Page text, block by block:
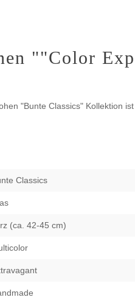
""Color
"Bunte Classics" Kollektion
Classics
(ca. 42-45 cm)